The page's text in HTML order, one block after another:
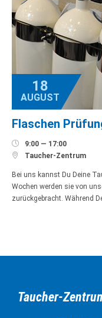
18
AUGUST
Flaschen
 9:00 — 17:00
 Taucher-Zentrum
Bei uns kannst Du Deine
Wochen werden sie von
zurückgebracht. Während
Taucher-